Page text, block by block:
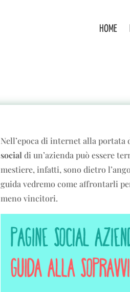
HOME
Nell’epoca di internet alla portata
social di un’azienda può essere
mestiere, infatti, sono dietro
guida vedremo come affrontarli
meno vincitori.